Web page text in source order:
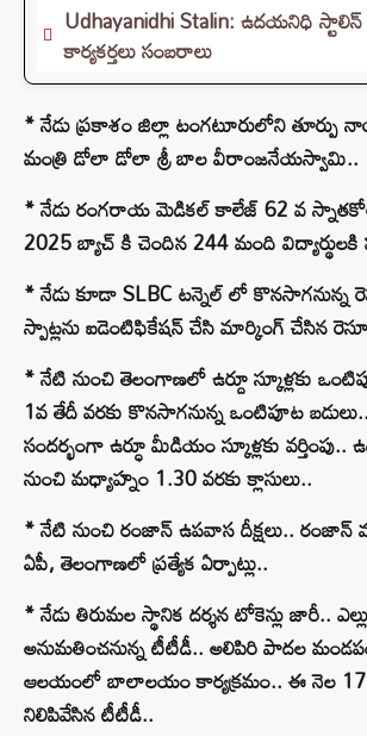
Udhayanidhi Stalin: ఉదయనిధి
కార్యకర్తలు సంబరాలు
* నేడు ప్రకాశం జిల్లా టంగటూరులోని తూర్పు
మంత్రి డోలా డోలా శ్రీ బాల వీరాంజనేయస్వామి..
* నేడు రంగరాయ మెడికల్ కాలేజ్ 62 వ
2025 బ్యాచ్ కి చెందిన 244 మంది విద్యార్థులకి
* నేడు కూడా SLBC టన్నెల్ లో కొనసాగనున్న
స్పాట్లను ఐడెంటిఫికేషన్ చేసి మార్కింగ్ చేసిన
* నేటి నుంచి తెలంగాణలో ఉర్దూ స్కూళ్లకు
1వ తేదీ వరకు కొనసాగనున్న ఒంటిపూట
సందర్భంగా ఉర్ధూ మీడియం స్కూళ్లకు
నుంచి మధ్యాహ్నం 1.30 వరకు క్లాసులు..
* నేటి నుంచి రంజాన్ ఉపవాస దీక్షలు..
ఏపీ, తెలంగాణలో ప్రత్యేక ఏర్పాట్లు..
* నేడు తిరుమల స్థానిక దర్శన టోకెన్లు జారీ..
అనుమతించనున్న టీటీడీ.. అలిపిరి పాదల
ఆలయంలో బాలాలయం కార్యక్రమం.. ఈ నెల 17
నిలిపివేసిన టీటీడీ..